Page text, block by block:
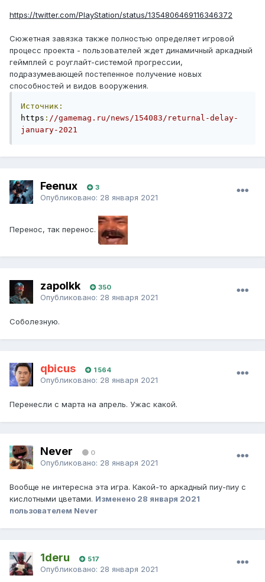
https://twitter.com/PlayStation/status/1354806469116346372
Сюжетная завязка также полностью определяет игровой
процесс проекта - пользователей ждет динамичный аркадный
геймплей с роуглайт-системой прогрессии,
подразумевающей постепенное получение новых
способностей и видов вооружения.
Источник:
https : //gamemag.ru/news/154083/returnal-delay-
january-2021
Feenux 3
Опубликовано: 28 января 2021
Перенос, так перенос.
zapolkk 350
Опубликовано: 28 января 2021
Соболезную.
qbicus 1 564
Опубликовано: 28 января 2021
Перенесли с марта на апрель. Ужас какой.
Never 0
Опубликовано: 28 января 2021
Вообще не интересна эта игра. Какой-то аркадный пиу-пиу с
кислотными цветами. Изменено 28 января 2021
пользователем Never
1deru 517
Опубликовано: 28 января 2021